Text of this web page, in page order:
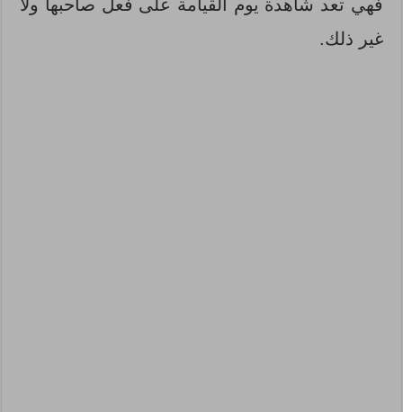
فهي تعد شاهدة يوم القيامة على فعل صاحبها ولا
غير ذلك.